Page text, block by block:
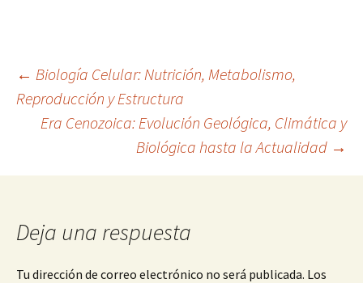
Navegación
de
entradas
← Biología Celular: Nutrición, Metabolismo,
Reproducción y Estructura
Era Cenozoica: Evolución Geológica, Climática y
Biológica hasta la Actualidad →
Deja una respuesta
Tu dirección de correo electrónico no será publicada. Los